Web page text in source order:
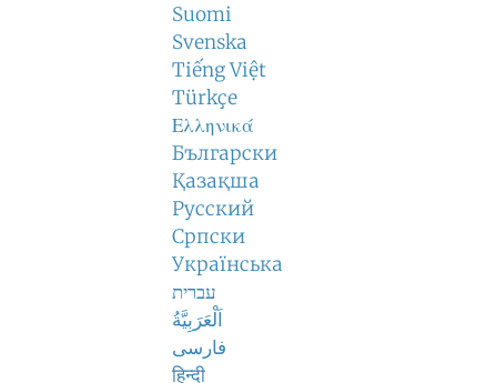
Suomi
Svenska
Tiếng Việt
Türkçe
Ελληνικά
Български
Қазақша
Русский
Српски
Українська
עברית
اَلْعَرَبِيَّةُ
فارسی
हिन्दी